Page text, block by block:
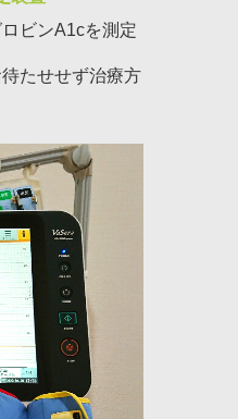
ビンA1cを測定
たせせず治療方